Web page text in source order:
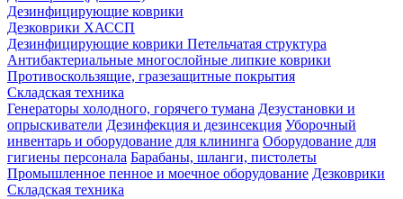
Дезинфицирующие коврики
Дезковрики ХАССП
Дезинфицирующие коврики Петельчатая структура
Антибактериальные многослойные липкие коврики
Противоскользящие, гразезащитные покрытия
Складская техника
Генераторы холодного, горячего тумана Дезустановки и
опрыскиватели Дезинфекция и дезинсекция Уборочный
инвентарь и оборудование для клининга Оборудование для
гигиены персонала Барабаны, шланги, пистолеты
Промышленное пенное и моечное оборудование Дезковрики
Складская техника